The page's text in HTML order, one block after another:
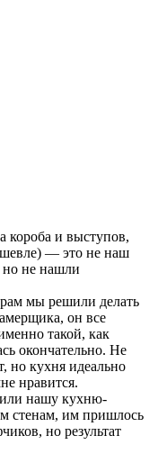
короба и выступов,
— это не наш
не нашли
мы решили делать
он все
такой, как
окончательно. Не
но кухня идеально
нравится.
нашу кухню-
стенам, им пришлось
но результат